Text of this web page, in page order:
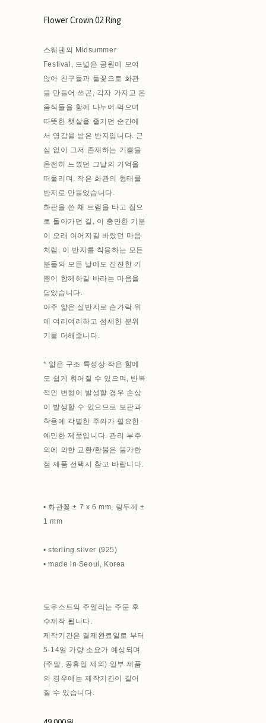
Flower Crown 02 Ring
스웨덴의 Midsummer
Festival, 드넓은 공원에 모여
앉아 친구들과 들꽃으로 화관
을 만들어 쓰곤, 각자 가지고 온
음식들을 함께 나누어 먹으며
따뜻한 햇살을 즐기던 순간에
서 영감을 받은 반지입니다. 근
심 없이 그저 존재하는 기쁨을
온전히 느꼈던 그날의 기억을
떠올리며, 작은 화관의 형태를
반지로 만들었습니다.
화관을 쓴 채 트램을 타고 집으
로 돌아가던 길, 이 충만한 기분
이 오래 이어지길 바랐던 마음
처럼, 이 반지를 착용하는 모든
분들의 모든 날에도 잔잔한 기
쁨이 함께하길 바라는 마음을
담았습니다.
아주 얇은 실반지로 손가락 위
에 여리여리하고 섬세한 분위
기를 더해줍니다.
* 얇은 구조 특성상 작은 힘에
도 쉽게 휘어질 수 있으며, 반복
적인 변형이 발생할 경우 손상
이 발생할 수 있으므로 보관과
착용에 각별한 주의가 필요한
예민한 제품입니다. 관리 부주
의에 의한 교환/환불은 불가한
점 제품 선택시 참고 바랍니다.
• 화관꽃 ± 7 x 6 mm, 링두께 ±
1 mm
• sterling silver (925)
• made in Seoul, Korea
토우스트의 주얼리는 주문 후
수제작 됩니다.
제작기간은 결제완료일로 부터
5-14일 가량 소요가 예상되며
(주말, 공휴일 제외) 일부 제품
의 경우에는 제작기간이 길어
질 수 있습니다.